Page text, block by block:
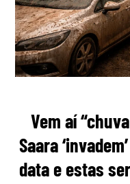
Vem aí
Saara
data e estas